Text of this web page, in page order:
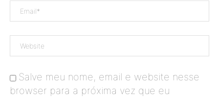
Salve meu nome, email e website nesse
browser para a próxima vez que eu